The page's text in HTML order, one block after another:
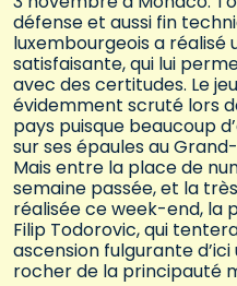
défense et aussi fin
luxembourgeois a réalisé
satisfaisante, qui lui
avec des certitudes. Le
évidemment scruté lors
pays puisque beaucoup
sur ses épaules au
Mais entre la place de
semaine passée, et la
réalisée ce week-end, la
Filip Todorovic, qui
ascension fulgurante
rocher de la principauté